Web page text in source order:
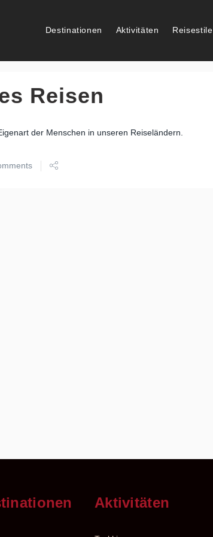
Destinationen Aktivitäten Reisestile
Reisen
der Menschen in unseren Reiseländern.
Aktivitäten